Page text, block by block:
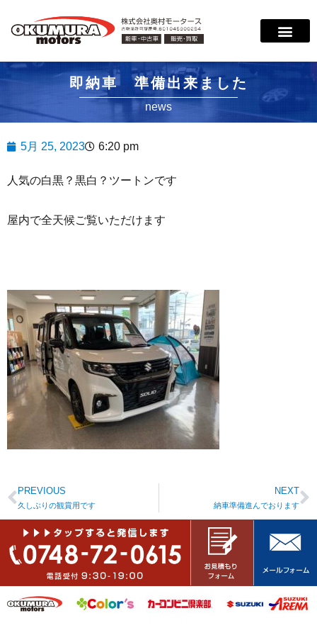
即納車 準備出来ました
news
5月 25, 2023 6:20 pm
人気の白黒？黒白？ツートンです
屋内で全天候ご覧いただけます
PREVIOUS
久しぶりの観賞用です
NEXT
納車準備進んでおります